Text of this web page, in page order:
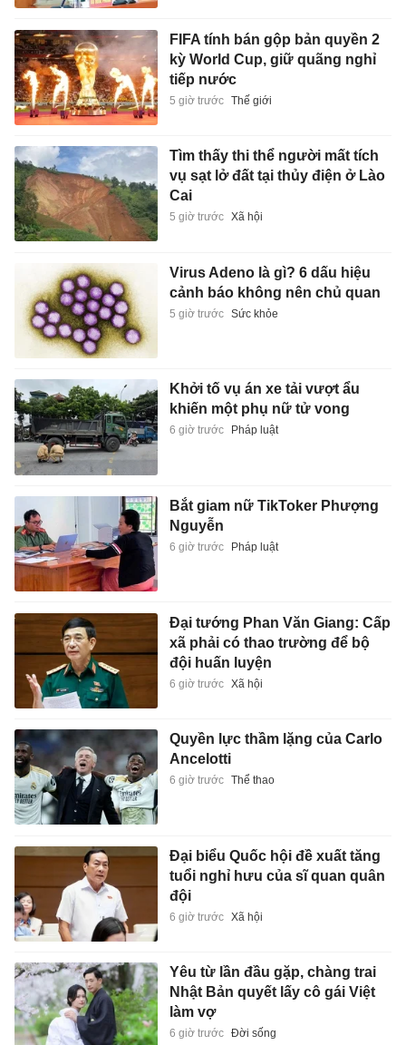
FIFA tính bán gộp bản quyền 2
kỳ World Cup, giữ quãng nghỉ
tiếp nước
5 giờ trước Thế giới
Tìm thấy thi thể người mất tích
vụ sạt lở đất tại thủy điện ở Lào
Cai
5 giờ trước Xã hội
Virus Adeno là gì? 6 dấu hiệu
cảnh báo không nên chủ quan
5 giờ trước Sức khỏe
Khởi tố vụ án xe tải vượt ẩu
khiến một phụ nữ tử vong
6 giờ trước Pháp luật
Bắt giam nữ TikToker Phượng
Nguyễn
6 giờ trước Pháp luật
Đại tướng Phan Văn Giang: Cấp
xã phải có thao trường để bộ
đội huấn luyện
6 giờ trước Xã hội
Quyền lực thầm lặng của Carlo
Ancelotti
6 giờ trước Thể thao
Đại biểu Quốc hội đề xuất tăng
tuổi nghỉ hưu của sĩ quan quân
đội
6 giờ trước Xã hội
Yêu từ lần đầu gặp, chàng trai
Nhật Bản quyết lấy cô gái Việt
làm vợ
6 giờ trước Đời sống